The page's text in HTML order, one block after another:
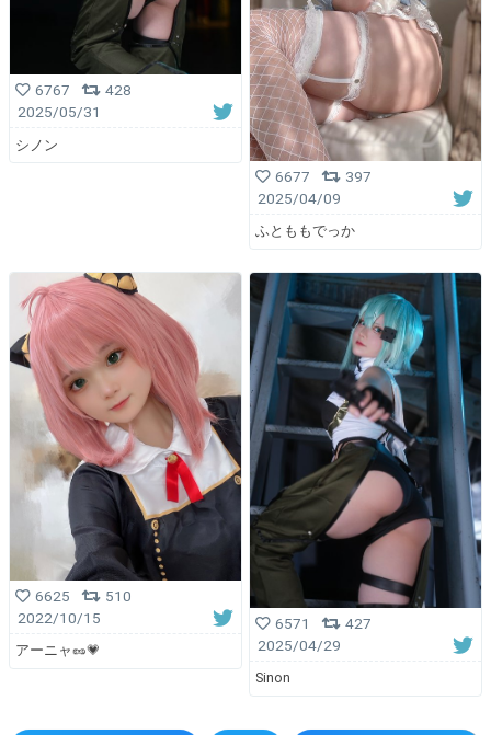
6767
428
2025/05/31
シノン
6677
397
2025/04/09
ふとももでっか
6625
510
2022/10/15
アーニャ🥜💗
6571
427
2025/04/29
Sinon